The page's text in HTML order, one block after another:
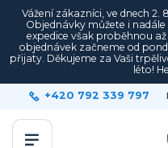
Vážení zákazníci, ve dnech 2.
Objednávky můžete i
expedice však proběhnou
objednávek začneme od
přijaty. Děkujeme za Vaši
léto!
+420 792 339 797